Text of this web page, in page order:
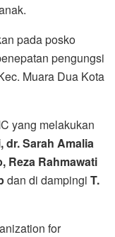
pada posko
pengungsi
Muara Dua Kota
yang melakukan
dr. Sarah Amalia
Reza Rahmawati
dan di dampingi T.
for